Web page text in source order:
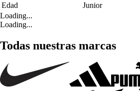
Edad
Junior
Loading...
Loading...
Todas nuestras marcas